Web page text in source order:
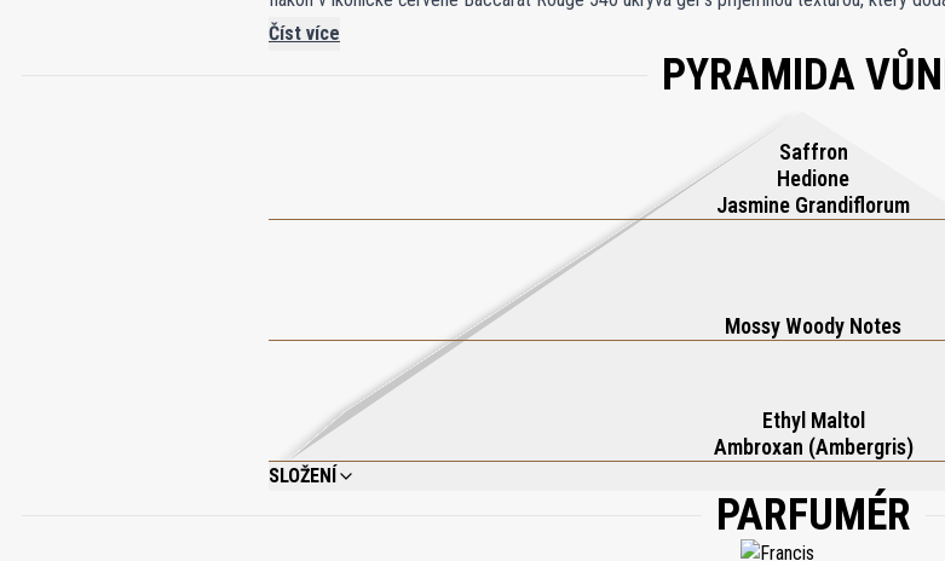
a prodloužení stopy vaší vůně doplňte svůj beauty rituál o další provoněné produkty
Číst více
PYRAMIDA
Saffron
Hedione
Jasmine Grandiflorum
Mossy Woody Notes
Ethyl Maltol
Ambroxan (Ambergris)
SLOŽENÍ
AQUA (WATER); COCAMIDOPROPYL BETAINE; GLYCERIN; DISODIUM COCOYL GLUTAMATE; PARFUM
CHLORIDE; SODIUM COCOYL GLUTAMATE; LEVULINIC ACID; CITRIC ACID; ETHYLHEXYLGLYCERIN;
HYDROXYHYDROCINNAMATE; TETRASODIUM GLUTAMATE DIACETATE; HEXYL CINNAMAL; LIMONENE.
PARFUMÉR